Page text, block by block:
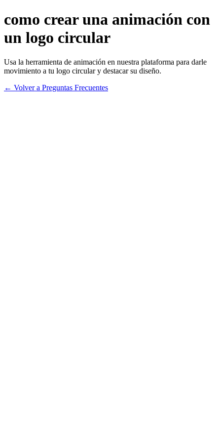
como crear una animación con
un logo circular
Usa la herramienta de animación en nuestra plataforma para darle
movimiento a tu logo circular y destacar su diseño.
← Volver a Preguntas Frecuentes